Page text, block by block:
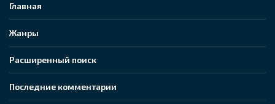
Главная
Жанры
Расширенный поиск
Последние комментарии